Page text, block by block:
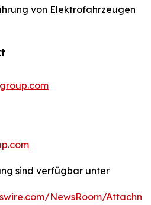
von Elektrofahrzeugen
sind verfügbar unter
NewsRoom/